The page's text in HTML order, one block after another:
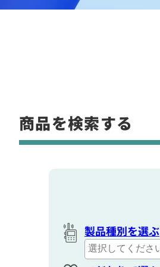
商品を検索する
製品種別を選ぶ